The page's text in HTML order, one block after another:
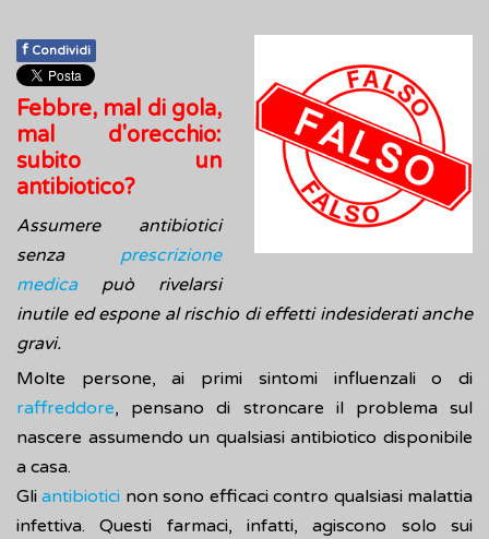
f Condividi
Febbre, mal di gola,
mal d'orecchio:
subito un
antibiotico?
Assumere antibiotici
senza prescrizione
medicapuò rivelarsi
inutile ed espone al rischio di effetti indesiderati anche
gravi.
Molte persone, ai primi sintomi influenzali o di
raffreddore, pensano di stroncare il problema sul
nascere assumendo un qualsiasi antibiotico disponibile
a casa.
Gliantibiotici non sono efficaci contro qualsiasi malattia
infettiva. Questi farmaci, infatti, agiscono solo sui